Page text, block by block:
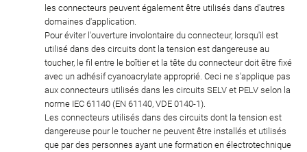
les connecteurs peuvent également être utilisés dans d'autres
domaines d'application.
Pour éviter l'ouverture involontaire du connecteur, lorsqu'il est
utilisé dans des circuits dont la tension est dangereuse au
toucher, le fil entre le boîtier et la tête du connecteur doit être fixé
avec un adhésif cyanoacrylate approprié. Ceci ne s'applique pas
aux connecteurs utilisés dans les circuits SELV et PELV selon la
norme IEC 61140 (EN 61140, VDE 0140-1).
Les connecteurs utilisés dans des circuits dont la tension est
dangereuse pour le toucher ne peuvent être installés et utilisés
que par des personnes ayant une formation en électrotechnique